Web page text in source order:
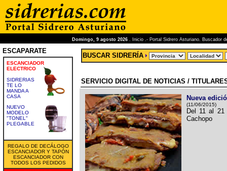
Domingo, 9 agosto 2026 . Inicio .- Portal Sidrero Asturiano. Buscador
ESCAPARATE
ESCANCIADOR
ELECTRICO
SIDRERIAS
TE LO
MANDA A
CASA
NUEVO
MODELO
"TONEL"
PLEGABLE
REGALO DE DECÁLOGO
ESCANCIADOR Y TAPÓN
ESCANCIADOR CON
TODOS LOS PEDIDOS
BUSCAR SIDRERÍA
SERVICIO DIGITAL DE NOTICIAS /
Nueva
(11/06/2015)
Del 11 al
Cachopo